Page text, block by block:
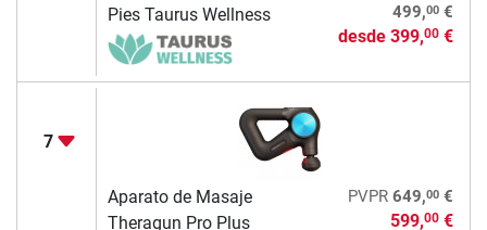
Pies Taurus Wellness
499,00€
desde 399,00€
7
Aparato de Masaje
Theragun Pro Plus
PVPR 649,00€
599,00€